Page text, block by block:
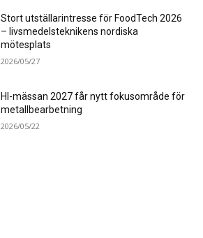
Stort utställarintresse för FoodTech 2026
– livsmedelsteknikens nordiska
mötesplats
2026/05/27
HI-mässan 2027 får nytt fokusområde för
metallbearbetning
2026/05/22